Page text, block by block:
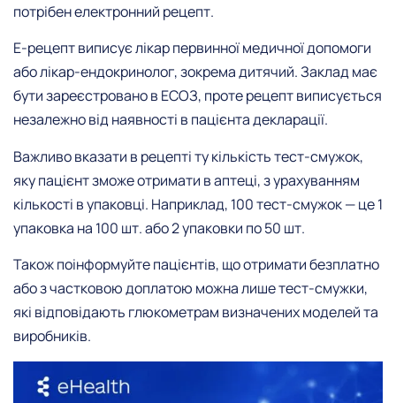
потрібен електронний рецепт.
Е-рецепт виписує лікар первинної медичної допомоги
або лікар-ендокринолог, зокрема дитячий. Заклад має
бути зареєстровано в ЕСОЗ, проте рецепт виписується
незалежно від наявності в пацієнта декларації.
Важливо вказати в рецепті ту кількість тест-смужок,
яку пацієнт зможе отримати в аптеці, з урахуванням
кількості в упаковці. Наприклад, 100 тест-смужок — це 1
упаковка на 100 шт. або 2 упаковки по 50 шт.
Також поінформуйте пацієнтів, що отримати безплатно
або з частковою доплатою можна лише тест-смужки,
які відповідають глюкометрам визначених моделей та
виробників.